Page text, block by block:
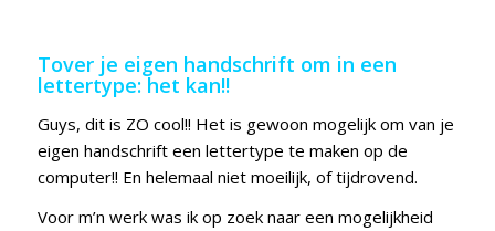
Tover je eigen handschrift om in een
lettertype: het kan!!
Guys, dit is ZO cool!! Het is gewoon mogelijk om van je
eigen handschrift een lettertype te maken op de
computer!! En helemaal niet moeilijk, of tijdrovend.
Voor m’n werk was ik op zoek naar een mogelijkheid